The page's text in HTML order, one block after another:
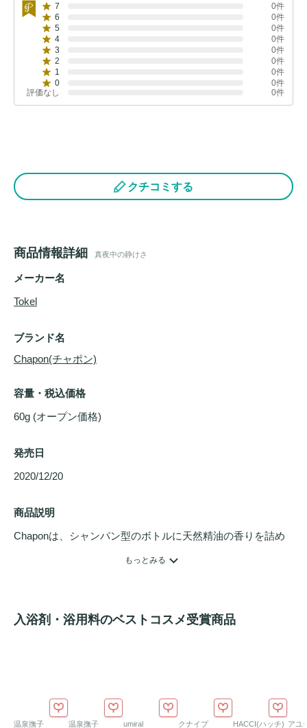
7
0件
6
0件
5
0件
4
0件
3
0件
2
0件
1
0件
0
0件
評価なし
0件
クチコミする
商品情報詳細 真夜中の静けさ
メーカー名
Tokel
ブランド名
Chapon(チャポン)
容量・税込価格
60g (オープン価格)
発売日
2020/12/20
商品説明
Chaponは、シャンパン型のボトルに天然精油の香りを詰め
イランイランを中心にした香りです。いつものお風呂時間
ト、ベルガモット、マジョラム、イランイラン。
もっとみる
入浴剤・浴用料のベストコスメ受賞商品
温泉撫子 温泉撫子 umiral クナイプ HACCI(ハッチ) アユ